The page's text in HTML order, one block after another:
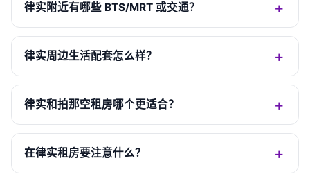
律实附近有哪些 BTS/MRT 或交通？
律实周边生活配套怎么样？
律实和拍那空租房哪个更适合？
在律实租房要注意什么？